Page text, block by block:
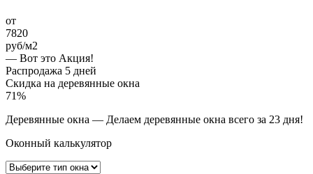
от
7820
руб/м2
— Вот это Акция!
Распродажа 5 дней
Скидка на деревянные окна
71%
Деревянные окна — Делаем деревянные окна всего за 23 дня!
Оконный калькулятор